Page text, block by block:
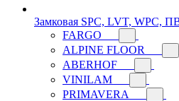
Замковая SPC, LVT, WPC,
FARGO
ALPINE FLOOR
ABERHOF
VINILAM
PRIMAVERA